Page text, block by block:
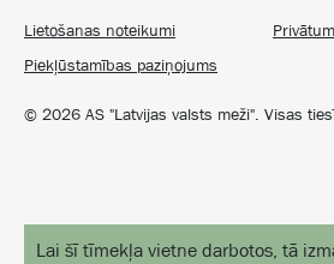
© 2026 AS "Latvijas valsts meži". Visas
Lietošanas noteikumi
Piekļūstamības paziņojums
Lai šī tīmekļa vietne darbotos, tā